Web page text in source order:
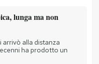
lunga ma non
arrivò alla distanza
ha prodotto un